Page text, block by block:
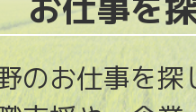
のお仕事を探